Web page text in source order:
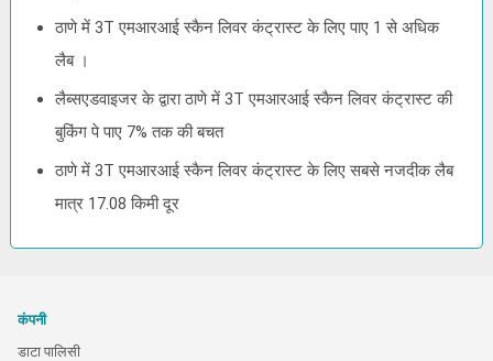
ठाणे में 3T एमआरआई स्कैन लिवर कंट्रास्ट के लिए पाए 1 से अधिक
लैब ।
लैब्सएडवाइजर के द्वारा ठाणे में 3T एमआरआई स्कैन लिवर कंट्रास्ट की
बुकिंग पे पाए 7% तक की बचत
ठाणे में 3T एमआरआई स्कैन लिवर कंट्रास्ट के लिए सबसे नजदीक लैब
मात्र 17.08 किमी दूर
कंपनी
डाटा पालिसी